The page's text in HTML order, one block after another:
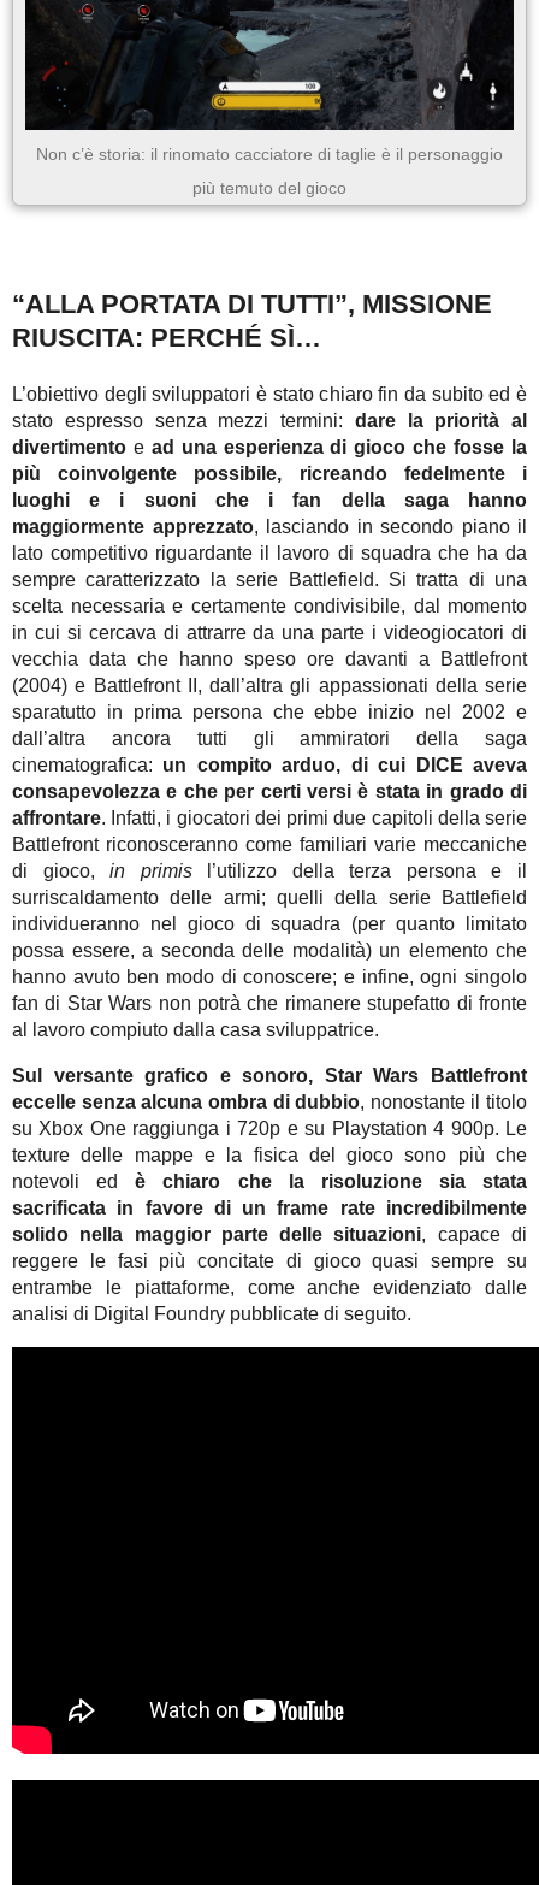
Non c’è storia: il rinomato cacciatore di taglie è il personaggio
più temuto del gioco
“ALLA PORTATA DI TUTTI”, MISSIONE
RIUSCITA: PERCHÉ SÌ…
L’obiettivo degli sviluppatori è stato chiaro fin da subito ed è
stato espresso senza mezzi termini: dare la priorità al
divertimento ead una esperienza di gioco che fosse la
più coinvolgente possibile, ricreando fedelmente i
luoghi e i suoni che i fan della saga hanno
maggiormente apprezzato, lasciando in secondo piano il
lato competitivo riguardante il lavoro di squadra che ha da
sempre caratterizzato la serie Battlefield. Si tratta di una
scelta necessaria e certamente condivisibile, dal momento
in cui si cercava di attrarre da una parte i videogiocatori di
vecchia data che hanno speso ore davanti a Battlefront
(2004) e Battlefront II, dall’altra gli appassionati della serie
sparatutto in prima persona che ebbe inizio nel 2002 e
dall’altra ancora tutti gli ammiratori della saga
cinematografica: un compito arduo, di cui DICE aveva
consapevolezza e che per certi versi è stata in grado di
affrontare. Infatti, i giocatori dei primi due capitoli della serie
Battlefront riconosceranno come familiari varie meccaniche
di gioco,in primisl’utilizzo della terza persona e il
surriscaldamento delle armi; quelli della serie Battlefield
individueranno nel gioco di squadra (per quanto limitato
possa essere, a seconda delle modalità) un elemento che
hanno avuto ben modo di conoscere; e infine, ogni singolo
fan di Star Wars non potrà che rimanere stupefatto di fronte
al lavoro compiuto dalla casa sviluppatrice.
Sul versante grafico e sonoro, Star Wars Battlefront
eccelle senza alcuna ombra di dubbio, nonostante il titolo
su Xbox One raggiunga i 720p e su Playstation 4 900p. Le
texture delle mappe e la fisica del gioco sono più che
notevoli edè chiaro che la risoluzione sia stata
sacrificata in favore di un frame rate incredibilmente
solido nella maggior parte delle situazioni, capace di
reggere le fasi più concitate di gioco quasi sempre su
entrambe le piattaforme, come anche evidenziato dalle
analisi di Digital Foundry pubblicate di seguito.